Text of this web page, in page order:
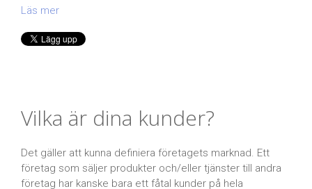
Läs mer
Vilka är dina kunder?
Det gäller att kunna definiera företagets marknad. Ett
företag som säljer produkter och/eller tjänster till andra
företag har kanske bara ett fåtal kunder på hela